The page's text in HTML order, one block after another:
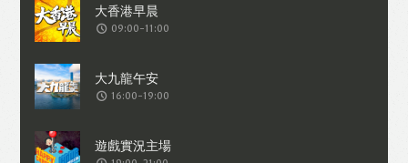
個人資料。 但如果你觀看或與該廣告作出
互動，則表示你同意廣告客戶有可能假設
你符合該廣告目標客戶群的標準。熱血時
報並會根據你在交易平台（如PAYPAL），
問答、爭執或與帳戶相關的物品或內
09:00-11:00
16:00-19:00